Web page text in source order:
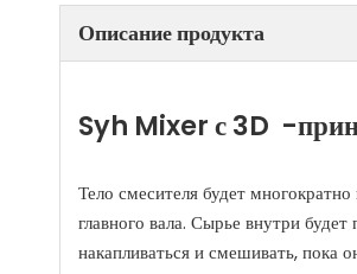
Описание продукта
Syh Mixer с 3D -
Тело смесителя будет
главного вала. Сырье внутри
накапливаться и смешивать, пока